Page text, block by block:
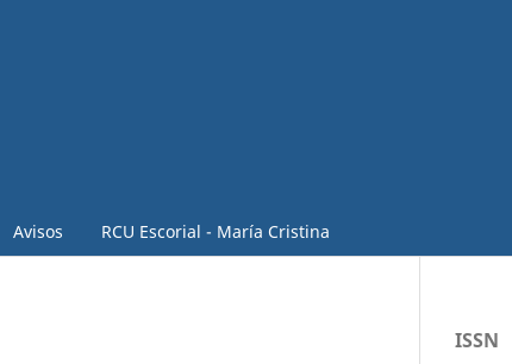
Avisos RCU Escorial - María Cristina
ISSN